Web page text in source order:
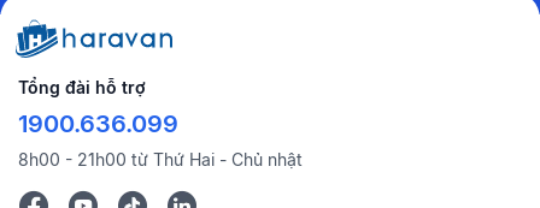
Tổng đài hỗ trợ
1900.636.099
8h00 - 21h00 từ Thứ Hai - Chủ nhật